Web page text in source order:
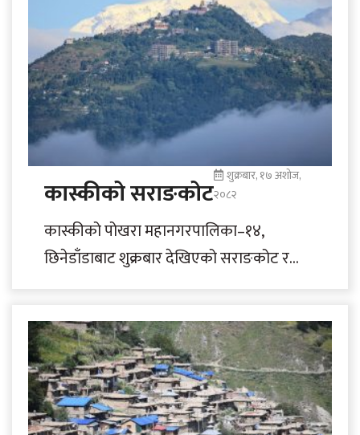
कास्कीको सराङकोट
शुक्रबार, १७ अशोज,
२०८२
कास्कीको पोखरा महानगरपालिका–१४,
छिनेडाँडाबाट शुक्रबार देखिएको सराङकोट र